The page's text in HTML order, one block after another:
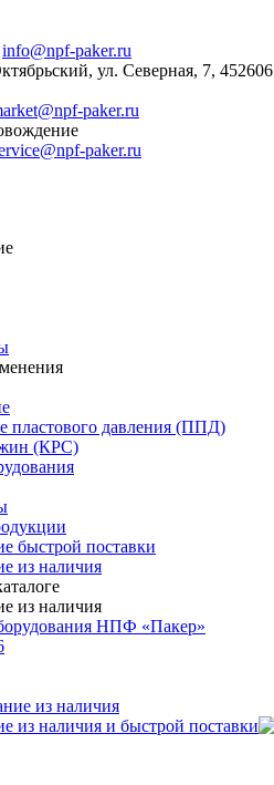
info@npf-paker.ru
ул. Северная, 7, 452606
paker.ru
paker.ru
пластового давления (ППД)
(КРС)
быстрой поставки
из наличия
из наличия
из наличия и быстрой поставки